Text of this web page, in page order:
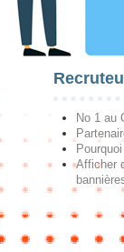
No 1 au
Afficher